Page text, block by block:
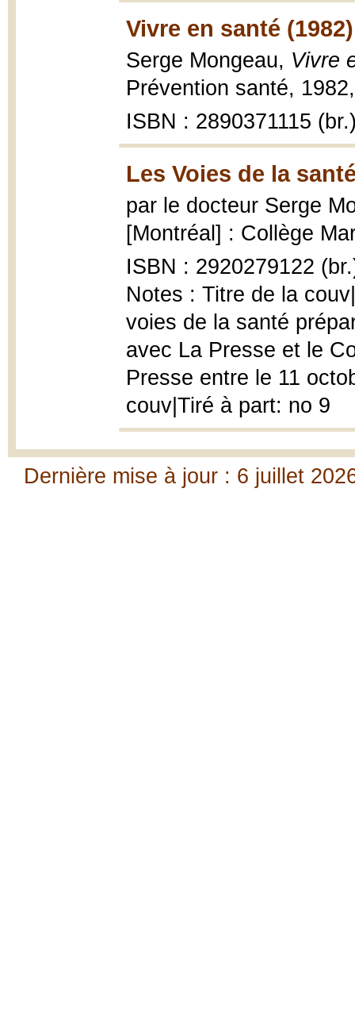
Vivre en santé (1982)
Serge Mongeau, Vivre
Prévention santé,
ISBN : 2890371115
Les Voies de la
par le docteur Serge
[Montréal] : Collège
ISBN : 2920279122
Notes : Titre de la
voies de la santé
avec La Presse et le
Presse entre le 11
couv|Tiré à part: no 9
Dernière mise à jour : 6 juillet